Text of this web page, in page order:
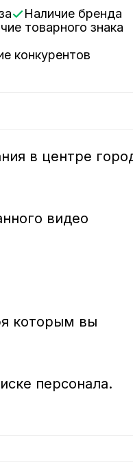
Наличие бренда
товарного знака
конкурентов
в центре
видео
которым вы
персонала.